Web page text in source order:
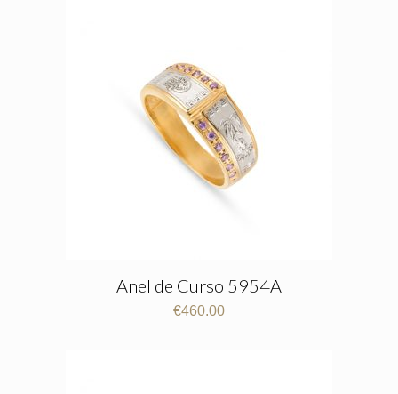
Anel de Curso 5954A
€460.00